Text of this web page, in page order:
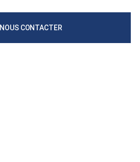
NOUS CONTACTER